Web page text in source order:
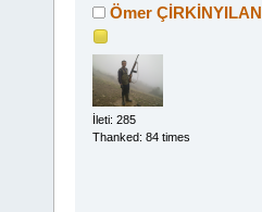
Ömer ÇİRKİNYILAN
İleti: 285
Thanked: 84 times